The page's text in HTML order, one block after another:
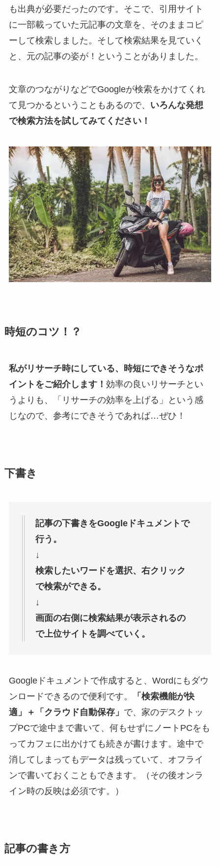
も出典が必要だったのです。そこで、引用サイト
に一部載っていた元記事の文章を、そのままコピ
ーして検索しました。そして検索結果を見ていく
と、元の記事の姿が！ということがありました。
文章のつながりなどでGoogleが検索をかけてくれ
て見つかるということもあるので、 いろんな発想
で検索方法を試してみてください！
時短のコツ！？
私がリサーチ時にしている、時短にできそうなポ
イントをご紹介します！ 効率の良いリサーチとい
うよりも、「リサーチの効率を上げる」という感
じなので、参考にできそうであれば…ぜひ！
下書き
記事の下書きをGoogleドキュメントで
行う。
↓
検索したいワードを選択、右クリック
で検索ができる。
↓
画面の右側に検索結果が表示されるの
で上位サイトを調べていく。
Googleドキュメントで作成すると、Wordにもダウ
ンロードできるので便利です。
「検索機能が快
適」＋「クラウド自動保存」 で、家のデスクトッ
プPCで途中まで書いて、何もせずにノートPCをも
ってカフェに出かけても続きが書けます。途中で
消してしまってもデータは残っていて、オフライ
ンで書いておくこともできます。（その後オンラ
イン時の反映は必須です。）
記事の書き方